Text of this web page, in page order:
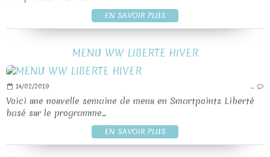
EN SAVOIR PLUS
MENU WW LIBERTE HIVER
14/02/2019 …
Voici une nouvelle semaine de menu en Smartpoints Liberté
basé sur le programme...
EN SAVOIR PLUS